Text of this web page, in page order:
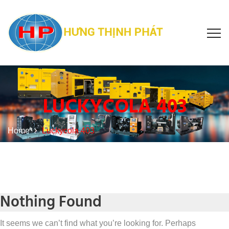
LUCKYCOLA 403
Home Luckycola 403
Nothing Found
It seems we can’t find what you’re looking for. Perhaps